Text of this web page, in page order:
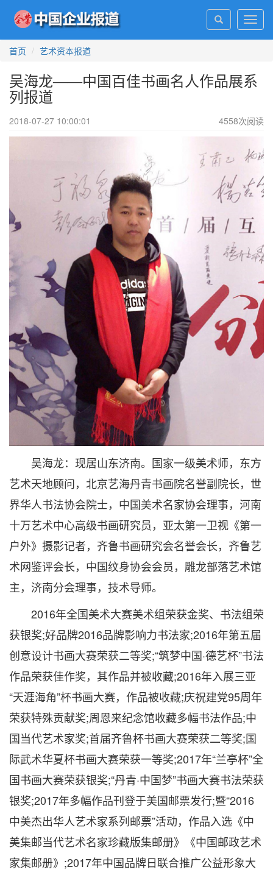
首页
艺术资本报道
吴海龙——中国百佳书画名人作品展系
列报道
2018-07-27 10:00:01 4558次阅读
吴海龙：现居山东济南。国家一级美术师，东方
艺术天地顾问，北京艺海丹青书画院名誉副院长，世
界华人书法协会院士，中国美术名家协会理事，河南
十万艺术中心高级书画研究员，亚太第一卫视《第一
户外》摄影记者，齐鲁书画研究会名誉会长，齐鲁艺
术网鉴评会长，中国纹身协会会员，雕龙部落艺术馆
主，济南分会理事，技术导师。
2016年全国美术大赛美术组荣获金奖、书法组荣
获银奖;好品牌2016品牌影响力书法家;2016年第五届
创意设计书画大赛荣获二等奖;“筑梦中国·德艺杯”书法
作品荣获佳作奖，其作品并被收藏;2016年入展三亚
“天涯海角”杯书画大赛，作品被收藏;庆祝建党95周年
荣获特殊贡献奖;周恩来纪念馆收藏多幅书法作品;中
国当代艺术家奖;首届齐鲁杯书画大赛荣获二等奖;国
际武术华夏杯书画大赛荣获一等奖;2017年“兰亭杯”全
国书画大赛荣获银奖;“丹青·中国梦”书画大赛书法荣获
银奖;2017年多幅作品刊登于美国邮票发行;暨“2016
中美杰出华人艺术家系列邮票”活动，作品入选《中
美集邮当代艺术名家珍藏版集邮册》《中国邮政艺术
家集邮册》;2017年中国品牌日联合推广公益形象大